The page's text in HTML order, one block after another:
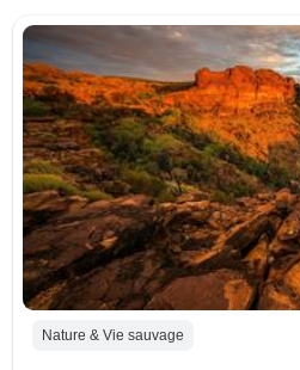
Nature & Vie sauvage